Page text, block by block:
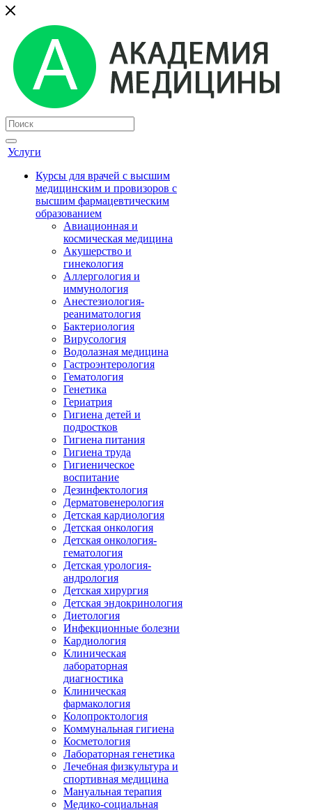
Услуги
Курсы для врачей с высшим
медицинским и провизоров с
высшим фармацевтическим
образованием
Авиационная и
космическая медицина
Акушерство и
гинекология
Аллергология и
иммунология
Анестезиология-
реаниматология
Бактериология
Вирусология
Водолазная медицина
Гастроэнтерология
Гематология
Генетика
Гериатрия
Гигиена детей и
подростков
Гигиена питания
Гигиена труда
Гигиеническое
воспитание
Дезинфектология
Дерматовенерология
Детская кардиология
Детская онкология
Детская онкология-
гематология
Детская урология-
андрология
Детская хирургия
Детская эндокринология
Диетология
Инфекционные болезни
Кардиология
Клиническая
лабораторная
диагностика
Клиническая
фармакология
Колопроктология
Коммунальная гигиена
Косметология
Лабораторная генетика
Лечебная физкультура и
спортивная медицина
Мануальная терапия
Медико-социальная